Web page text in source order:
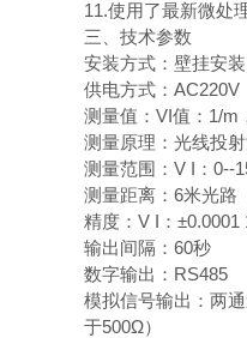
11.使用了最新微处
三、技术参数
安装方式：壁挂安装
供电方式：AC220V
测量值：VI值：1/m
测量原理：光线投
测量范围：V I：0--
测量距离：6米光路
精度：V I：
输出间隔：60秒
数字输出：RS485
模拟信号输出：两
于500Ω）